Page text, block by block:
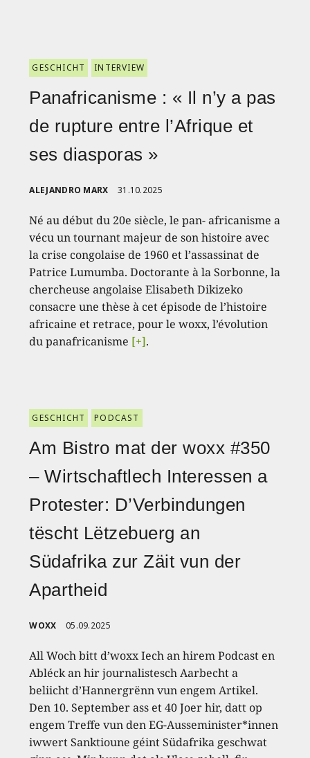
GESCHICHT INTERVIEW
Panafricanisme : « Il n’y a pas
de rupture entre l’Afrique et
ses diasporas »
ALEJANDRO MARX 31.10.2025
Né au début du 20e siècle, le pan- africanisme a
vécu un tournant majeur de son histoire avec
la crise congolaise de 1960 et l’assassinat de
Patrice Lumumba. Doctorante à la Sorbonne, la
chercheuse angolaise Elisabeth Dikizeko
consacre une thèse à cet épisode de l’histoire
africaine et retrace, pour le woxx, l’évolution
du panafricanisme [+].
GESCHICHT PODCAST
Am Bistro mat der woxx #350
– Wirtschaftlech Interessen a
Protester: D’Verbindungen
tëscht Lëtzebuerg an
Südafrika zur Zäit vun der
Apartheid
WOXX 05.09.2025
All Woch bitt d’woxx Iech an hirem Podcast en
Abléck an hir journalistesch Aarbecht a
beliicht d’Hannergrënn vun engem Artikel.
Den 10. September ass et 40 Joer hir, datt op
engem Treffe vun den EG-Ausseminister*innen
iwwert Sanktioune géint Südafrika geschwat